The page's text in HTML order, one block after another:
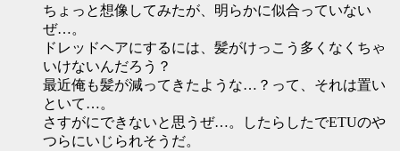
ちょっと想像してみたが、明らかに似合っていない
ぜ…。
ドレッドヘアにするには、髪がけっこう多くなくちゃ
いけないんだろう？
最近俺も髪が減ってきたような…？って、それは置い
といて…。
さすがにできないと思うぜ…。したらしたでETUのや
つらにいじられそうだ。